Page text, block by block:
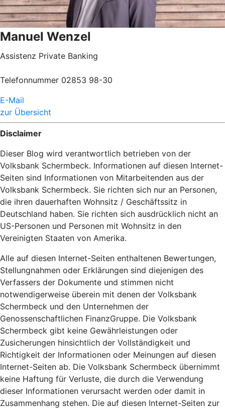
Manuel Wenzel
Assistenz Private Banking
Telefonnummer 02853 98-30
E-Mail
zur Übersicht
Disclaimer
Dieser Blog wird verantwortlich betrieben von der
Volksbank Schermbeck. Informationen auf diesen Internet-
Seiten sind Informationen von Mitarbeitenden aus der
Volksbank Schermbeck. Sie richten sich nur an Personen,
die ihren dauerhaften Wohnsitz / Geschäftssitz in
Deutschland haben. Sie richten sich ausdrücklich nicht an
US-Personen und Personen mit Wohnsitz in den
Vereinigten Staaten von Amerika.
Alle auf diesen Internet-Seiten enthaltenen Bewertungen,
Stellungnahmen oder Erklärungen sind diejenigen des
Verfassers der Dokumente und stimmen nicht
notwendigerweise überein mit denen der Volksbank
Schermbeck und den Unternehmen der
Genossenschaftlichen FinanzGruppe. Die Volksbank
Schermbeck gibt keine Gewährleistungen oder
Zusicherungen hinsichtlich der Vollständigkeit und
Richtigkeit der Informationen oder Meinungen auf diesen
Internet-Seiten ab. Die Volksbank Schermbeck übernimmt
keine Haftung für Verluste, die durch die Verwendung
dieser Informationen verursacht werden oder damit in
Zusammenhang stehen. Die auf diesen Internet-Seiten zur